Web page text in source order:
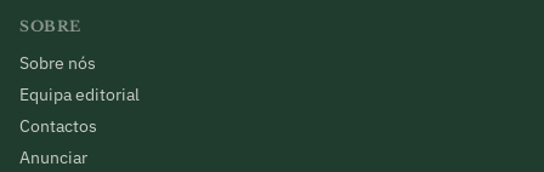
SOBRE
Sobre nós
Equipa editorial
Contactos
Anunciar